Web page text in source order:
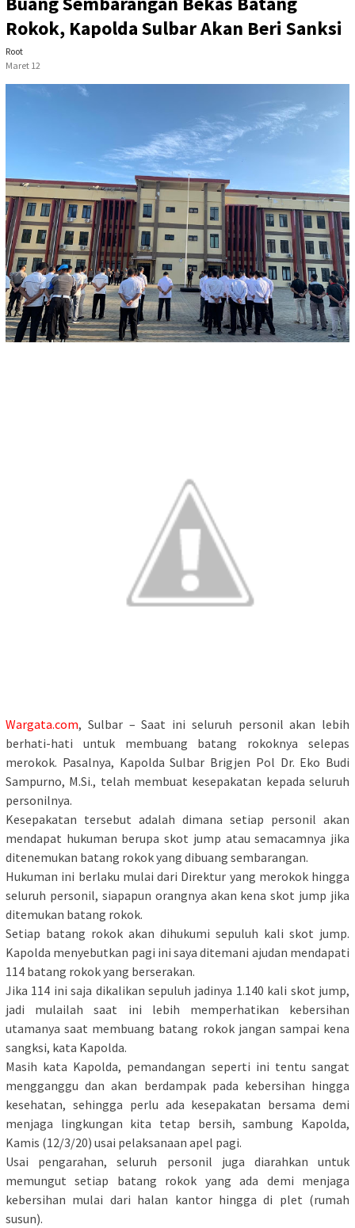
Rokok, Kapolda Sulbar Akan Beri Sanksi
Root
Maret 12
Wargata.com, Sulbar – Saat ini seluruh personil akan lebih
berhati-hati untuk membuang batang rokoknya selepas
merokok. Pasalnya, Kapolda Sulbar Brigjen Pol Dr. Eko Budi
Sampurno, M.Si., telah membuat kesepakatan kepada seluruh
personilnya.
Kesepakatan tersebut adalah dimana setiap personil akan
mendapat hukuman berupa skot jump atau semacamnya jika
ditenemukan batang rokok yang dibuang sembarangan.
Hukuman ini berlaku mulai dari Direktur yang merokok hingga
seluruh personil, siapapun orangnya akan kena skot jump jika
ditemukan batang rokok.
Setiap batang rokok akan dihukumi sepuluh kali skot jump.
Kapolda menyebutkan pagi ini saya ditemani ajudan mendapati
114 batang rokok yang berserakan.
Jika 114 ini saja dikalikan sepuluh jadinya 1.140 kali skot jump,
jadi mulailah saat ini lebih memperhatikan kebersihan
utamanya saat membuang batang rokok jangan sampai kena
sangksi, kata Kapolda.
Masih kata Kapolda, pemandangan seperti ini tentu sangat
mengganggu dan akan berdampak pada kebersihan hingga
kesehatan, sehingga perlu ada kesepakatan bersama demi
menjaga lingkungan kita tetap bersih, sambung Kapolda,
Kamis (12/3/20) usai pelaksanaan apel pagi.
Usai pengarahan, seluruh personil juga diarahkan untuk
memungut setiap batang rokok yang ada demi menjaga
kebersihan mulai dari halan kantor hingga di plet (rumah
susun).